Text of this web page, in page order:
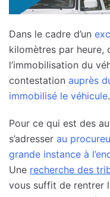
Dans le cadre d’un
kilomètres par heure,
l’immobilisation du
contestation auprès
immobilisé le véhicule.
Pour ce qui est des
s’adresser au
grande instance à
Une recherche des
vous suffit de rentrer